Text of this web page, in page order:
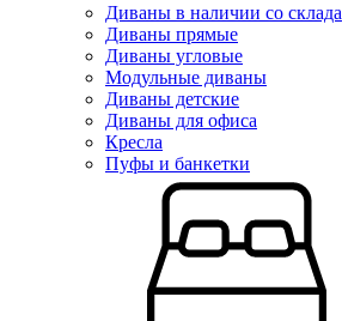
Диваны в наличии со склада
Диваны прямые
Диваны угловые
Модульные диваны
Диваны детские
Диваны для офиса
Кресла
Пуфы и банкетки